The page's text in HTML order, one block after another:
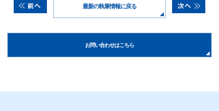
最新の執筆情報に戻る
お問い合わせはこちら